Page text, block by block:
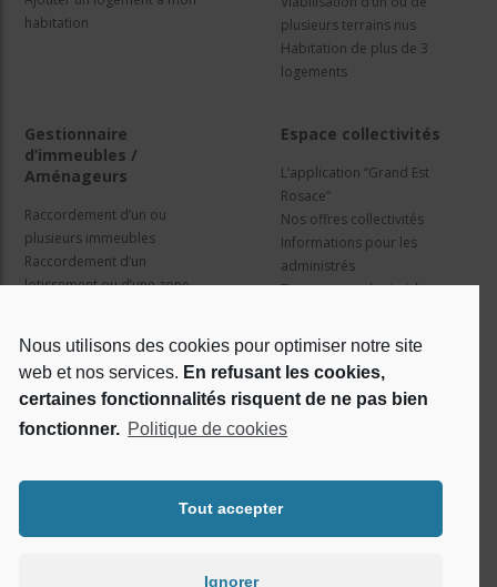
Nous utilisons des cookies pour optimiser notre site
web et nos services. En refusant les cookies,
certaines fonctionnalités risquent de ne pas bien
fonctionner. Politique de cookies
Tout accepter
Ignorer
habitation
plusieurs terrains nus
Habitation de plus de 3
logements
Gestionnaire
d’immeubles /
Aménageurs
Raccordement d’un ou
plusieurs immeubles
Raccordement d’un
lotissement ou d’une zone
Espace collectivités
L’application “Grand Est
Rosace”
Nos offres collectivités
Informations pour les
administrés
Travaux et cadre juridique
Qui sommes nous ?
Le projet Rosace
Réseaux sociaux